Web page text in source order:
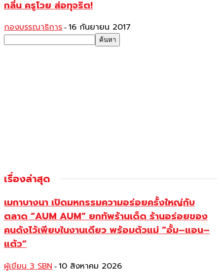
กลิ่น ครูโวย ส่อทุจริต!
กองบรรณาธิการ - 16 กันยายน 2017
เรื่องล่าสุด
เมกาบางนา เปิดมหกรรมความอร่อยครั้งใหญ่กับ
ตลาด “AUM AUM” ยกทัพร้านเด็ด ร้านอร่อยของ
คนดังไว้เพียบในงานเดียว พร้อมตัวแม่ “อั้ม–แอน–
แต้ว”
ผู้เขียน 3 SBN - 10 สิงหาคม 2026